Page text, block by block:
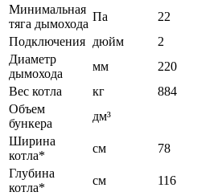
Минимальная
тяга дымохода
Па 22
Подключения дюйм 2
Диаметр
дымохода
мм 220
Вес котла
кг 884
Объем
бункера
дм³
Ширина
котла*
см 78
Глубина
котла*
см 116